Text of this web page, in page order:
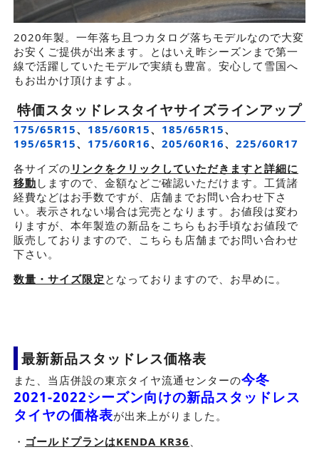
2020年製。一年落ち且つカタログ落ちモデルなので大変
お安くご提供が出来ます。とはいえ昨シーズンまで第一
線で活躍していたモデルで実績も豊富。安心して雪国へ
もお出かけ頂けますよ。
特価スタッドレスタイヤサイズラインアップ
175/65R15、 185/60R15、 185/65R15、
195/65R15、 175/60R16、 205/60R16、 225/60R17
各サイズの リンクをクリックしていただきますと詳細に
移動 しますので、金額などご確認いただけます。工賃諸
経費などはお手数ですが、店舗までお問い合わせ下さ
い。表示されない場合は完売となります。お値段は変わ
りますが、本年製造の新品をこちらもお手頃なお値段で
販売しておりますので、こちらも店舗までお問い合わせ
下さい。
数量・サイズ限定 となっておりますので、お早めに。
最新新品スタッドレス価格表
また、当店併設の東京タイヤ流通センターの今冬
2021-2022シーズン向けの新品スタッドレス
タイヤの価格表が出来上がりました。
・ ゴールドプランはKENDA KR36